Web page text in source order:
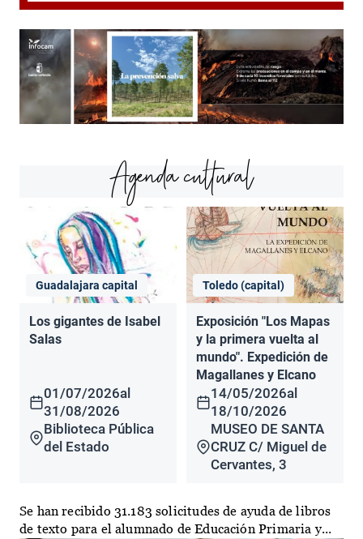
Agenda cultural
Guadalajara capital
Los gigantes de Isabel
Salas
01/07/2026al
31/08/2026
Biblioteca Pública
del Estado
Toledo (capital)
Exposición "Los Mapas
y la primera vuelta al
mundo". Expedición de
Magallanes y Elcano
14/05/2026al
18/10/2026
MUSEO DE SANTA
CRUZ C/ Miguel de
Cervantes, 3
Se han recibido 31.183 solicitudes de ayuda de libros
de texto para el alumnado de Educación Primaria y...